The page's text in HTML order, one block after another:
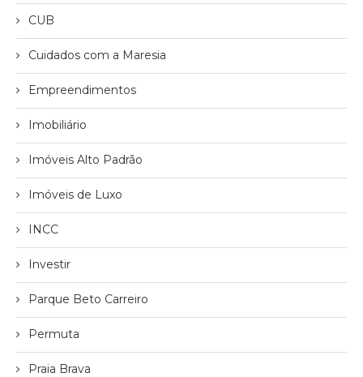
CUB
Cuidados com a Maresia
Empreendimentos
Imobiliário
Imóveis Alto Padrão
Imóveis de Luxo
INCC
Investir
Parque Beto Carreiro
Permuta
Praia Brava